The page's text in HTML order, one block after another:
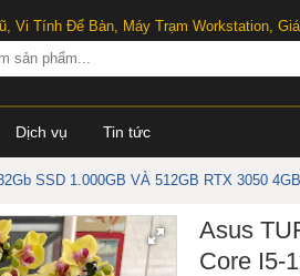
Vi Tính Để Bàn, Máy Trạm Workstation,
Dịch vụ Tin tức
SSD 1.000GB VÀ 512GB RTX 3050
Asus
Core I5-